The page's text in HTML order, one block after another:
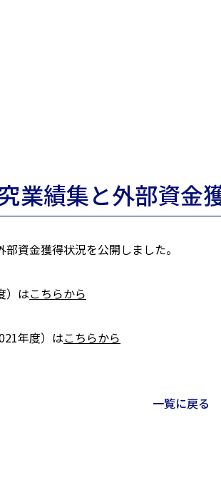
業績集と外部資金
資金獲得状況を公開しました。
）はこちらから
年度）はこちらから
一覧に戻る